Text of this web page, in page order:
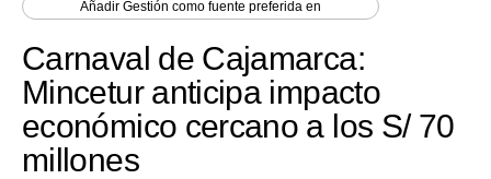
Economía
Mercados
Perú
AñadirGestión como fuente preferida en
Carnaval de Cajamarca:
Mincetur anticipa impacto
económico cercano a los S/ 70
millones